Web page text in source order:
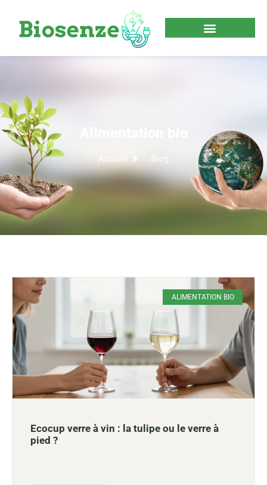
Accueil Blog
ALIMENTATION BIO
Ecocup verre à vin : la tulipe ou le verre à
pied ?